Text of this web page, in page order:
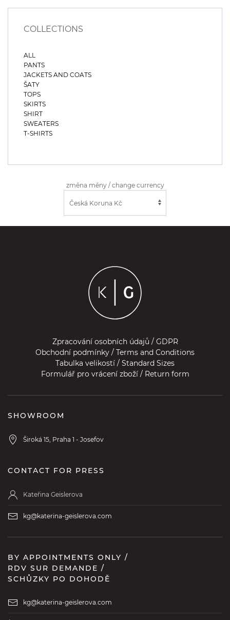
COLLECTIONS
ALL
PANTS
JACKETS AND COATS
ŠATY
TOPS
SKIRTS
SHIRT
SWEATERS
T-SHIRTS
změna měny / change currency
Zpracování osobních údajů / GDPR
Obchodní podmínky / Terms and Conditions
Tabulka velikostí / Standard Sizes
Formulář pro vrácení zboží / Return form
SHOWROOM
Široká 15, Praha 1 - Josefov
CONTACT FOR PRESS
Kateřina Geislerova
kg@katerina-geislerova.com
BY APPOINTMENTS ONLY /
RDV SUR DEMANDE /
SCHŮZKY PO DOHODĚ
kg@katerina-geislerova.com